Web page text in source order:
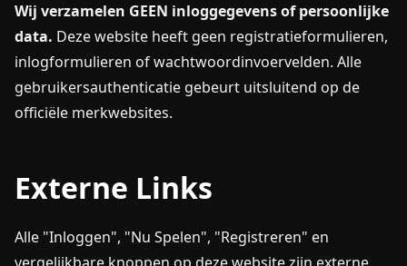
Wij verzamelen GEEN inloggegevens of persoonlijke
data. Deze website heeft geen registratieformulieren,
inlogformulieren of wachtwoordinvoervelden. Alle
gebruikersauthenticatie gebeurt uitsluitend op de
officiële merkwebsites.
Externe Links
Alle "Inloggen", "Nu Spelen", "Registreren" en